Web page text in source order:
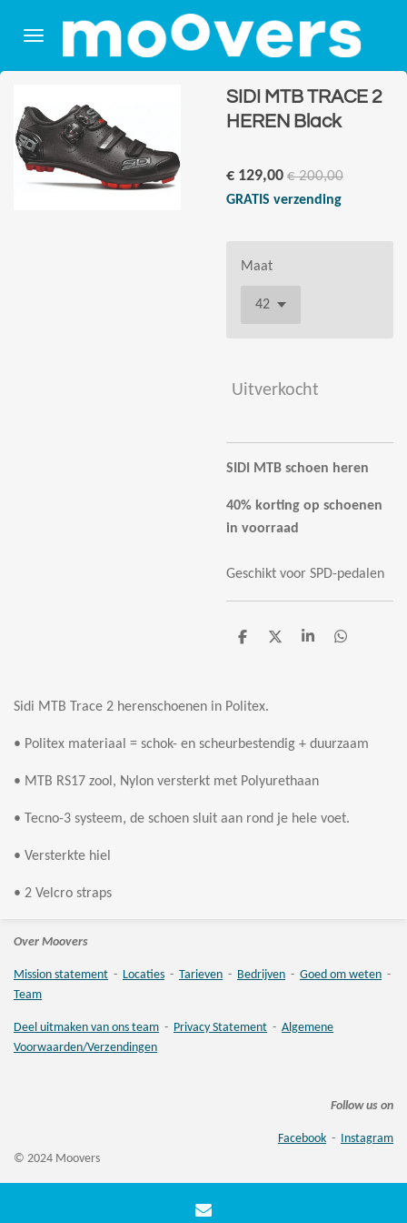
direct
hoofdinhoud
SIDI MTB TRACE 2
HEREN Black
€ 129,00 € 200,00
GRATIS verzending
Maat
Uitverkocht
SIDI MTB schoen heren
40% korting op schoenen
in voorraad
Geschikt voor SPD-pedalen
D
n
D
S
D
Sidi MTB Trace 2 herenschoenen in Politex.
• Politex materiaal = schok- en scheurbestendig + duurzaam
• MTB RS17 zool, Nylon versterkt met Polyurethaan
• Tecno-3 systeem, de schoen sluit aan rond je hele voet.
• Versterkte hiel
• 2 Velcro straps
Over Moovers
Mission statement - Locaties - Tarieven - Bedrijven - Goed om weten -
Team
Deel uitmaken van ons team - Privacy Statement - Algemene
Voorwaarden/Verzendingen
Follow us on
Facebook - Instagram
© 2024 Moovers